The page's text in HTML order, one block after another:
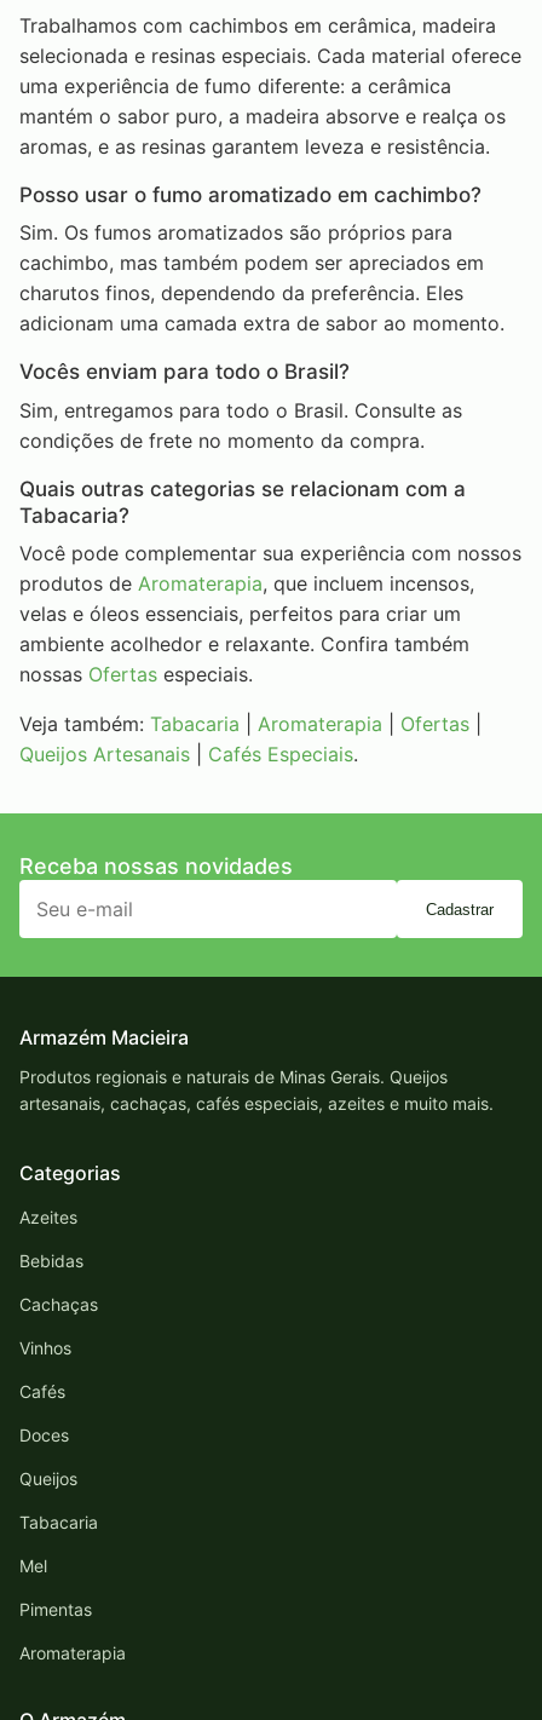
Trabalhamos com cachimbos em cerâmica, madeira
selecionada e resinas especiais. Cada material oferece
uma experiência de fumo diferente: a cerâmica
mantém o sabor puro, a madeira absorve e realça os
aromas, e as resinas garantem leveza e resistência.
Posso usar o fumo aromatizado em cachimbo?
Sim. Os fumos aromatizados são próprios para
cachimbo, mas também podem ser apreciados em
charutos finos, dependendo da preferência. Eles
adicionam uma camada extra de sabor ao momento.
Vocês enviam para todo o Brasil?
Sim, entregamos para todo o Brasil. Consulte as
condições de frete no momento da compra.
Quais outras categorias se relacionam com a
Tabacaria?
Você pode complementar sua experiência com nossos
produtos de Aromaterapia, que incluem incensos,
velas e óleos essenciais, perfeitos para criar um
ambiente acolhedor e relaxante. Confira também
nossas Ofertas especiais.
Veja também: Tabacaria Aromaterapia Ofertas
Queijos Artesanais
Cafés Especiais.
Receba nossas novidades
Cadastrar
Armazém Macieira
Produtos regionais e naturais de Minas Gerais. Queijos
artesanais, cachaças, cafés especiais, azeites e muito mais.
Categorias
Azeites
Bebidas
Cachaças
Vinhos
Cafés
Doces
Queijos
Tabacaria
Mel
Pimentas
Aromaterapia